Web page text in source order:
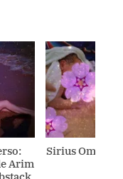
Arim
Sirius